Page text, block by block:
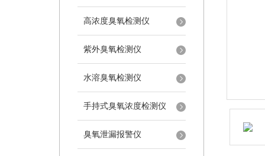
高浓度臭氧检测仪
紫外臭氧检测仪
水溶臭氧检测仪
手持式臭氧浓度检测仪
臭氧泄漏报警仪